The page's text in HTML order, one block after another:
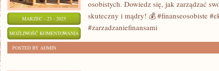
MARZEC - 23 - 2025
MOŻLIWOŚĆ KOMENTOWANIA
PORADY
ZOSTAŁA WYŁĄCZONA
osobistych. Dowiedz się, jak zarządzać
skuteczny i mądry! 💰 #finanseosobiste
#zarzadzaniefinansami
POSTED BY ADMIN